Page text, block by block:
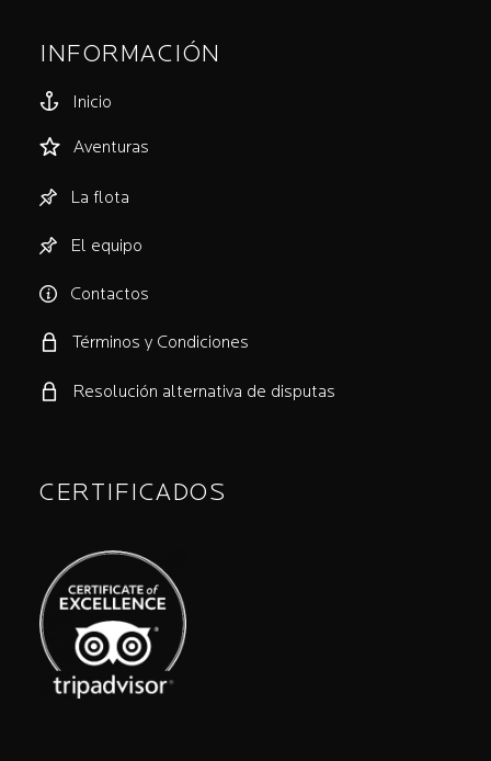
INFORMACIÓN
Inicio
Aventuras
La flota
El equipo
Contactos
Términos y Condiciones
Resolución alternativa de disputas
CERTIFICADOS